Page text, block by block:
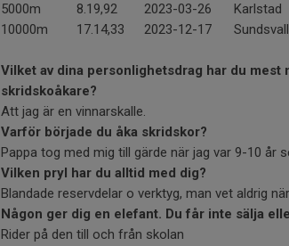
5000m
8.19,92 2023-03-26
Karlstad
10000m
17.14,33 2023-12-17 Sundsvall
Vilket av dina personlighetsdrag har du mest
skridskoåkare?
Att jag är en vinnarskalle.
Varför började du åka skridskor?
Pappa tog med mig till gärde när jag var 9-10 år
Vilken pryl har du alltid med dig?
Blandade reservdelar o verktyg, man vet aldrig
Någon ger dig en elefant. Du får inte sälja
Rider på den till och från skolan